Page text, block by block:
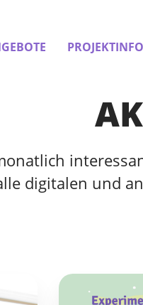
digitalen und